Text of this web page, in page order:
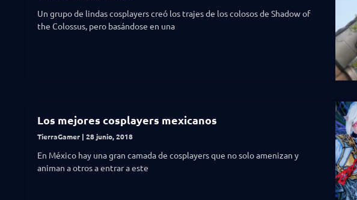
Un grupo de lindas cosplayers creó los trajes de los colosos de Shadow of
the Colossus, pero basándose en una
Los mejores cosplayers mexicanos
TierraGamer 28 junio, 2018
En México hay una gran camada de cosplayers que no solo amenizan y
animan a otros a entrar a este